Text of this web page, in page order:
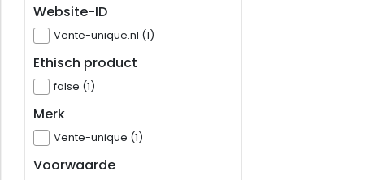
Website-ID
Vente-unique.nl (1)
Ethisch product
false (1)
Merk
Vente-unique (1)
Voorwaarde